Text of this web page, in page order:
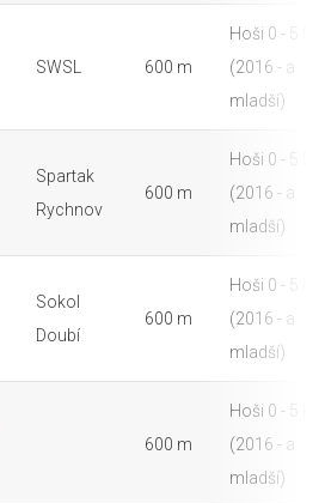
SWSL 600 m
Hoši 0 - 5 let
(2016 - a
mladší)
Spartak
Rychnov
600 m
Hoši 0 - 5 let
(2016 - a
mladší)
Sokol
Doubí
600 m
Hoši 0 - 5 let
(2016 - a
mladší)
600 m
Hoši 0 - 5 let
(2016 - a
mladší)